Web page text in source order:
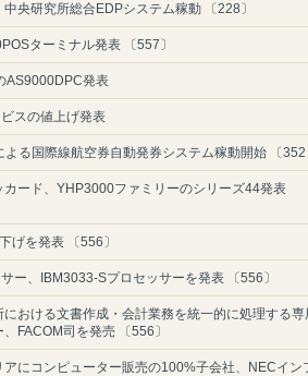
央研究所総合EDPシステム稼動 〔228〕
ターミナル発表 〔557〕
AS9000DPC発表
スの値上げ発表
る国際線航空券自動発券システム稼動開始 〔352
ード、YHP3000ファミリーのシリーズ44発表
げを発表 〔556〕
ー、IBM3033‐Sプロセッサーを発表 〔556〕
おける文書作成・会計業務を統一的に処理する専
FACOM司を発売 〔556〕
アにコンピューター販売の100%子会社、NECイン